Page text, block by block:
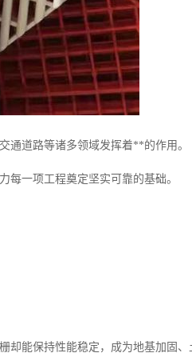
通道路等诸多领域发挥着**的作用。
每一项工程奠定坚实可靠的基础。
却能保持性能稳定，成为地基加固、